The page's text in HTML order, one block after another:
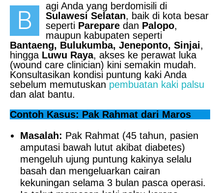
B
agi Anda yang berdomisili di
Sulawesi Selatan, baik di kota besar
seperti Parepare dan Palopo,
maupun kabupaten seperti
Bantaeng, Bulukumba, Jeneponto, Sinjai,
hingga Luwu Raya, akses ke perawat luka
(wound care clinician) kini semakin mudah.
Konsultasikan kondisi puntung kaki Anda
sebelum memutuskan pembuatan kaki palsu
dan alat bantu.
Contoh Kasus: Pak Rahmat dari Maros
Masalah: Pak Rahmat (45 tahun, pasien
amputasi bawah lutut akibat diabetes)
mengeluh ujung puntung kakinya selalu
basah dan mengeluarkan cairan
kekuningan selama 3 bulan pasca operasi.